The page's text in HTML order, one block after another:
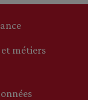
métiers